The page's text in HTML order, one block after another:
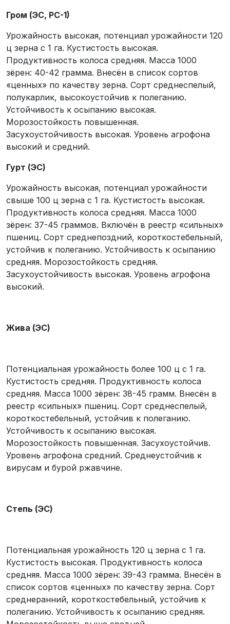
Гром (ЭС, РС-1)
Урожайность высокая, потенциал урожайности 120
ц зерна с 1 га. Кустистость высокая.
Продуктивность колоса средняя. Масса 1000
зёрен: 40-42 грамма. Внесён в список сортов
«ценных» по качеству зерна. Сорт среднеспелый,
полукарлик, высокоустойчив к полеганию.
Устойчивость к осыпанию высокая.
Морозостойкость повышенная.
Засухоустойчивость высокая. Уровень агрофона
высокий и средний.
Гурт (ЭС)
Урожайность высокая, потенциал урожайности
свыше 100 ц зерна с 1 га. Кустистость высокая.
Продуктивность колоса средняя. Масса 1000
зёрен: 37-45 граммов. Включён в реестр «сильных»
пшениц. Сорт среднепоздний, короткостебельный,
устойчив к полеганию. Устойчивость к осыпанию
средняя. Морозостойкость средняя.
Засухоустойчивость высокая. Уровень агрофона
высокий.
Жива (ЭС)
Потенциальная урожайность более 100 ц с 1 га.
Кустистость средняя. Продуктивность колоса
средняя. Масса 1000 зёрен: 38-45 грамм. Внесён в
реестр «сильных» пшениц. Сорт среднеспелый,
короткостебельный, устойчив к полеганию.
Устойчивость к осыпанию высокая.
Морозостойкость повышенная. Засухоустойчив.
Уровень агрофона средний. Среднеустойчив к
вирусам и бурой ржавчине.
Степь (ЭС)
Потенциальная урожайность 120 ц зерна с 1 га.
Кустистость высокая. Продуктивность колоса
средняя. Масса 1000 зёрен: 39-43 грамма. Внесён в
список сортов «ценных» по качеству зерна. Сорт
среднеранний, короткостебельный, устойчив к
полеганию. Устойчивость к осыпанию средняя.